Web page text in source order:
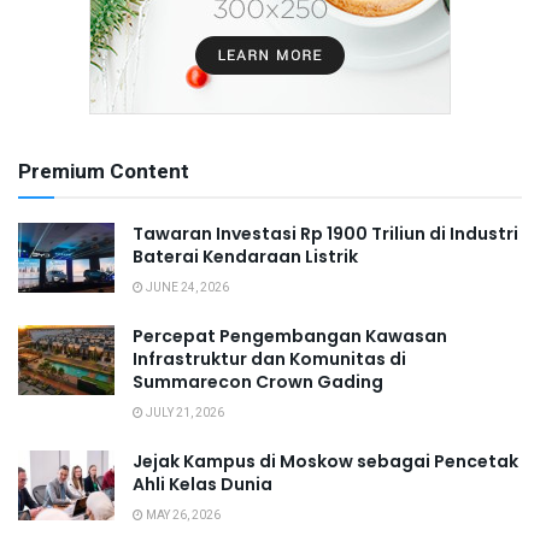
Premium Content
Tawaran Investasi Rp 1900 Triliun di Industri
Baterai Kendaraan Listrik
JUNE 24, 2026
Percepat Pengembangan Kawasan
Infrastruktur dan Komunitas di
Summarecon Crown Gading
JULY 21, 2026
Jejak Kampus di Moskow sebagai Pencetak
Ahli Kelas Dunia
MAY 26, 2026